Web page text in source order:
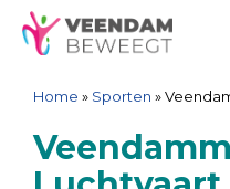
Ga
naar
inhoud
Spring
naar
navigatie
Sitemap
Ga
naar
inhoud
Home » Sporten »